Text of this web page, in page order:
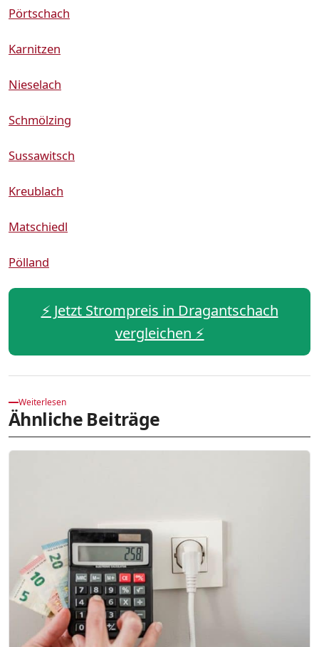
Pörtschach
Karnitzen
Nieselach
Schmölzing
Sussawitsch
Kreublach
Matschiedl
Pölland
⚡️ Jetzt Strompreis in Dragantschach
vergleichen ⚡️
Weiterlesen
Ähnliche Beiträge